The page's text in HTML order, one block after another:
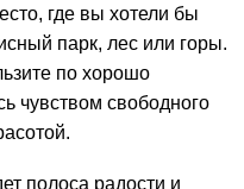
где вы хотели бы
парк, лес или горы.
по хорошо
чувством свободного
полоса радости и